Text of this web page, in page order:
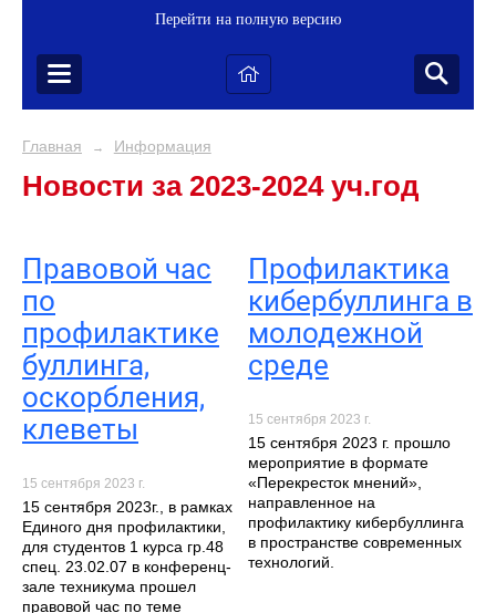
Перейти на полную версию
Главная → Информация
Новости за 2023-2024 уч.год
Правовой час
по
профилактике
буллинга,
оскорбления,
клеветы
15 сентября 2023 г.
​​​​​​​15 сентября 2023г., в рамках
Единого дня профилактики,
для студентов 1 курса гр.48
спец. 23.02.07 в конференц-
зале техникума прошел
правовой час по теме
Профилактика
кибербуллинга в
молодежной
среде
15 сентября 2023 г.
15 сентября 2023 г. прошло
мероприятие в формате
«Перекресток мнений»,
направленное на
профилактику кибербуллинга
в пространстве современных
технологий.